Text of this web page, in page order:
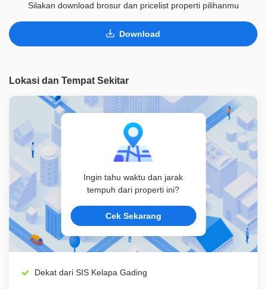
Legalitas SHM
Lainnya
Silakan download brosur dan pricelist properti pilihanmu
Download
Lokasi dan Tempat Sekitar
Ingin tahu waktu dan jarak
tempuh dari properti ini?
Cek Sekarang
Dekat dari SIS Kelapa Gading